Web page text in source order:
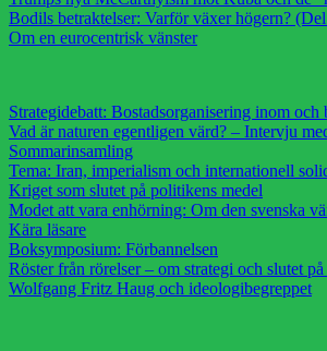
Bodils betraktelser: Varför växer högern?
Om en eurocentrisk vänster
Strategidebatt: Bostadsorganisering inom
Vad är naturen egentligen värd? – Intervju
Sommarinsamling
Tema: Iran, imperialism och internationell
Kriget som slutet på politikens medel
Modet att vara enhörning: Om den svenska
Kära läsare
Boksymposium: Förbannelsen
Röster från rörelser – om strategi och slutet
Wolfgang Fritz Haug och ideologibegreppet